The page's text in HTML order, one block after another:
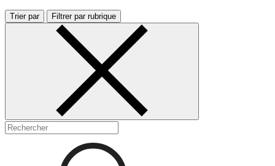
Trier par Filtrer par rubrique